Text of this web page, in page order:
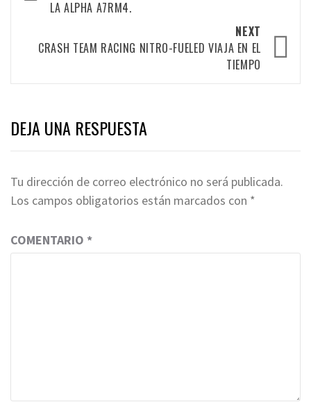
LA ALPHA A7RM4.
NEXT
CRASH TEAM RACING NITRO-FUELED VIAJA EN EL
TIEMPO
DEJA UNA RESPUESTA
Tu dirección de correo electrónico no será publicada.
Los campos obligatorios están marcados con *
COMENTARIO *